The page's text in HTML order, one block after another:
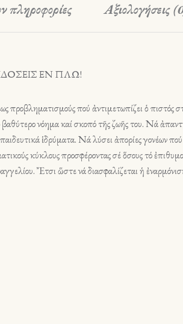
πληροφορίες Αξιολογήσεις
ΕΝ ΠΛΩ!
προβληματισμούς πού ἀντιμετωπίζει ὁ
νόημα καί σκοπό τῆς ζωῆς του. Νά
ἱδρύματα. Νά λύσει ἀπορίες γονέων
κύκλους προσφέροντας σέ ὅσους τό
Ἔτσι ὥστε νά διασφαλίζεται ἡ